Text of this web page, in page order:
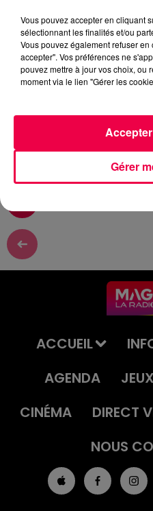
18 mai 2026 - 3 min 16 sec
QUIZZ TONIC AVEC
QUIZZ TONIC avec
ACCUEIL
AGENDA
JEUX
CINÉMA
DIRECT
NOUS
Vous pouvez accepter en cliquant
sélectionnant les finalités et/ou
Vous pouvez également refuser
accepter". Vos préférences ne
pouvez mettre à jour vos choix, ou
moment via le lien "Gérer les
Gérer